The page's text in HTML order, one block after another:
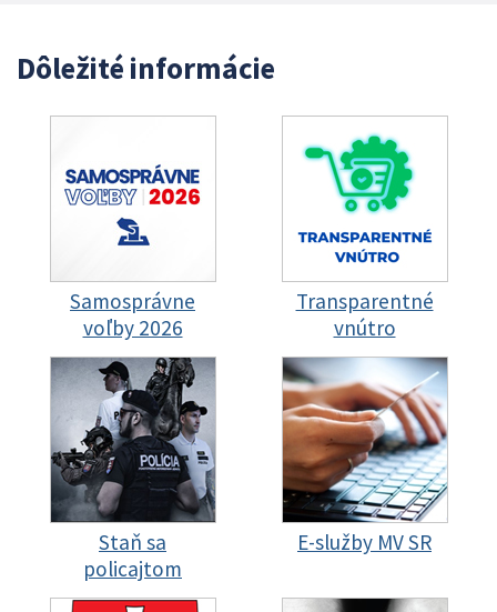
Dôležité informácie
Samosprávne
voľby 2026
Transparentné
vnútro
Staň sa
policajtom
E-služby MV SR